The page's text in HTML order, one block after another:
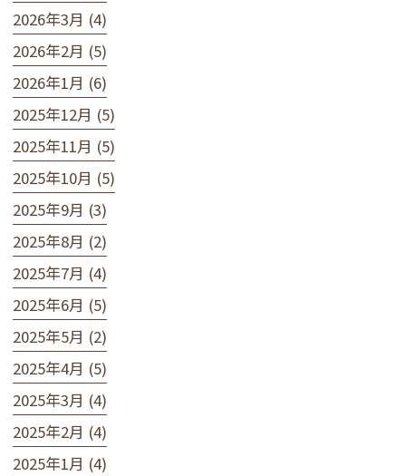
2026年3月 (4)
2026年2月 (5)
2026年1月 (6)
2025年12月 (5)
2025年11月 (5)
2025年10月 (5)
2025年9月 (3)
2025年8月 (2)
2025年7月 (4)
2025年6月 (5)
2025年5月 (2)
2025年4月 (5)
2025年3月 (4)
2025年2月 (4)
2025年1月 (4)